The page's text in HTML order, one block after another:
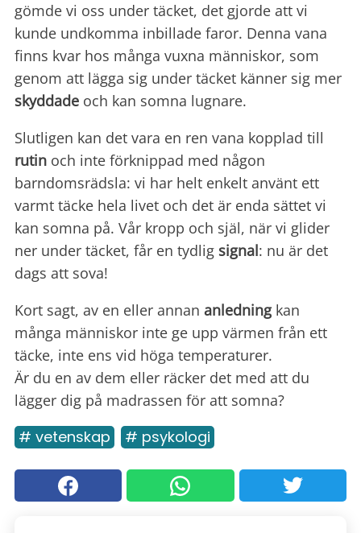
gömde vi oss under täcket, det gjorde att vi
kunde undkomma inbillade faror. Denna vana
finns kvar hos många vuxna människor, som
genom att lägga sig under täcket känner sig mer
skyddade och kan somna lugnare.
Slutligen kan det vara en ren vana kopplad till
rutin och inte förknippad med någon
barndomsrädsla: vi har helt enkelt använt ett
varmt täcke hela livet och det är enda sättet vi
kan somna på. Vår kropp och själ, när vi glider
ner under täcket, får en tydlig signal: nu är det
dags att sova!
Kort sagt, av en eller annan anledningkan
många människor inte ge upp värmen från ett
täcke, inte ens vid höga temperaturer.
Är du en av dem eller räcker det med att du
lägger dig på madrassen för att somna?
# vetenskap # psykologi